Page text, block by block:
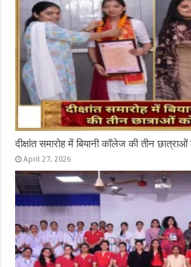
दीक्षांत समारोह में बियानी कॉलेज की तीन
April 27, 2026